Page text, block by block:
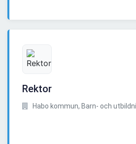
Rektor
Habo kommun, Barn- och